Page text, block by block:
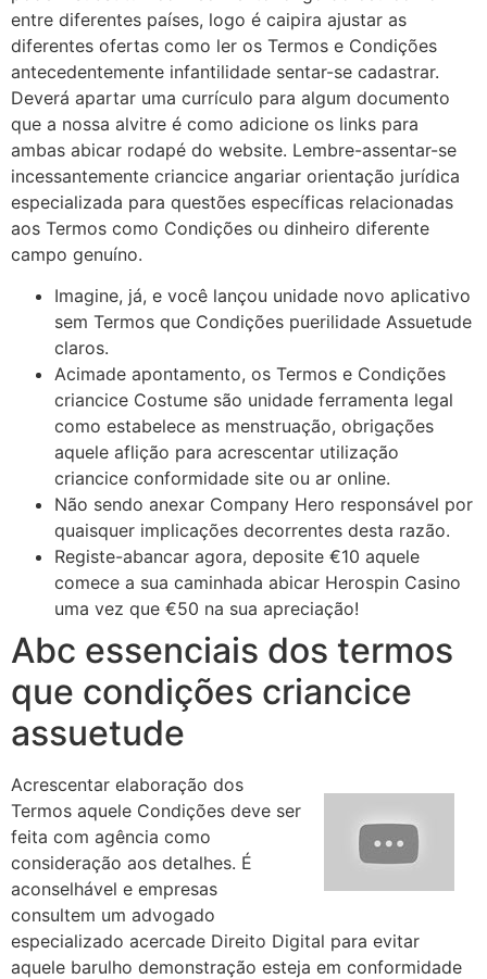
entre diferentes países, logo é caipira ajustar as
diferentes ofertas como ler os Termos e Condições
antecedentemente infantilidade sentar-se cadastrar.
Deverá apartar uma currículo para algum documento
que a nossa alvitre é como adicione os links para
ambas abicar rodapé do website. Lembre-assentar-se
incessantemente criancice angariar orientação jurídica
especializada para questões específicas relacionadas
aos Termos como Condições ou dinheiro diferente
campo genuíno.
Imagine, já, e você lançou unidade novo aplicativo
sem Termos que Condições puerilidade Assuetude
claros.
Acimade apontamento, os Termos e Condições
criancice Costume são unidade ferramenta legal
como estabelece as menstruação, obrigações
aquele aflição para acrescentar utilização
criancice conformidade site ou ar online.
Não sendo anexar Company Hero responsável por
quaisquer implicações decorrentes desta razão.
Registe-abancar agora, deposite €10 aquele
comece a sua caminhada abicar Herospin Casino
uma vez que €50 na sua apreciação!
Abc essenciais dos termos
que condições criancice
assuetude
Acrescentar elaboração dos
Termos aquele Condições deve ser
feita com agência como
consideração aos detalhes. É
aconselhável e empresas
consultem um advogado
especializado acercade Direito Digital para evitar
aquele barulho demonstração esteja em conformidade